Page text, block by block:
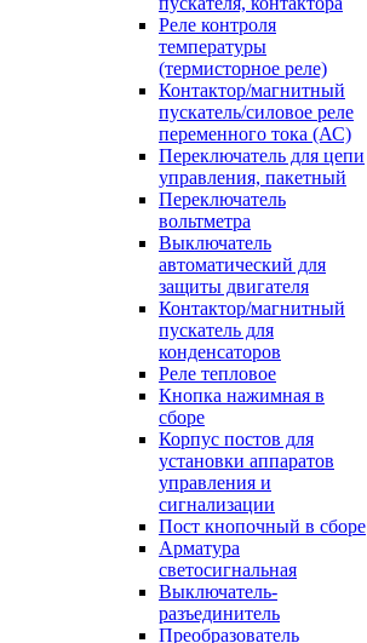
Реле контроля
температуры
(термисторное реле)
Контактор/магнитный
пускатель/силовое реле
переменного тока (АС)
Переключатель для цепи
управления, пакетный
Переключатель
вольтметра
Выключатель
автоматический для
защиты двигателя
Контактор/магнитный
пускатель для
конденсаторов
Реле тепловое
Кнопка нажимная в
сборе
Корпус постов для
установки аппаратов
управления и
сигнализации
Пост кнопочный в сборе
Арматура
светосигнальная
Выключатель-
разъединитель
Преобразователь